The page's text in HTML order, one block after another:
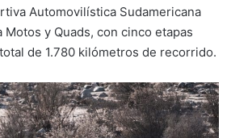
Automovilística Sudamericana
Motos y Quads, con cinco etapas
de 1.780 kilómetros de recorrido.